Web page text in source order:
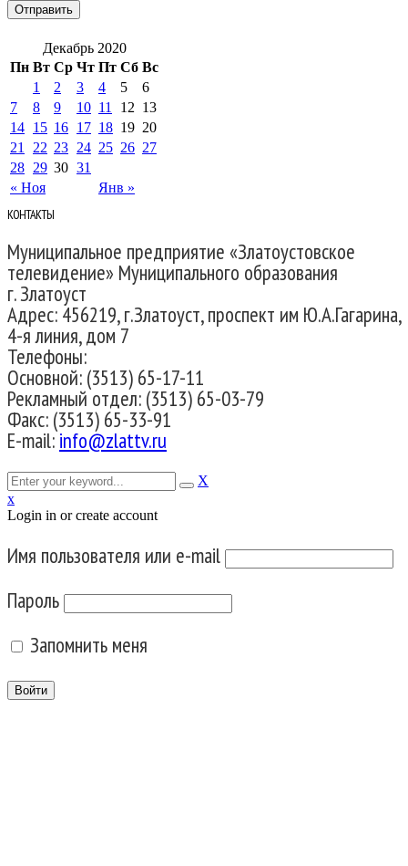
Декабрь 2020
Пн Вт Ср Чт Пт Сб Вс
« Ноя Янв »
1 2 3 4 5
6
7
8 9 10 11 12 13
14 15 16 17 18 19 20
21
22 23 24 25 26 27
28 29 30 31
КОНТАКТЫ
Муниципальное предприятие «Златоустовское
телевидение» Муниципального образования
г. Златоуст
Адрес: 456219, г.Златоуст, проспект им Ю.А.Гагарина,
4-я линия, дом 7
Телефоны:
Основной: (3513) 65-17-11
Рекламный отдел: (3513) 65-03-79
Факс: (3513) 65-33-91
E-mail:info@zlattv.ru
X
x
Login in or create account
Имя пользователя или e-mail
Пароль
Запомнить меня